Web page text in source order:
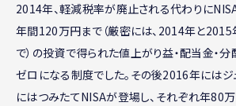
2014年、軽減税率が廃止される代わりにNISA
年間120万円まで（厳密には、2014年と
で）の投資で得られた値上がり益・配当金・
ゼロになる制度でした。その後2016年にはジ
にはつみたてNISAが登場し、それぞれ年80